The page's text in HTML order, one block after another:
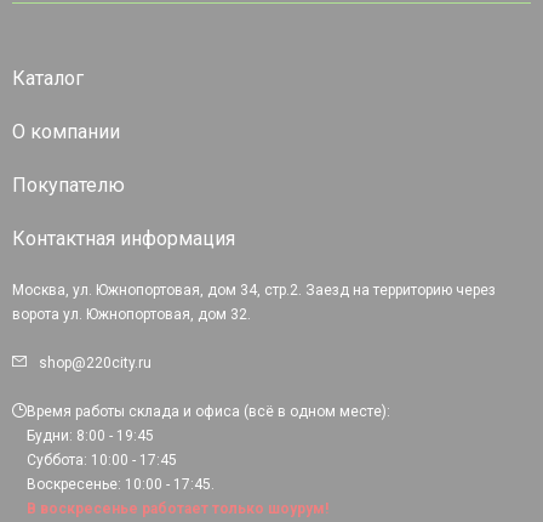
Каталог
О компании
Покупателю
Контактная информация
Москва, ул. Южнопортовая, дом 34, стр.2. Заезд на территорию через
ворота ул. Южнопортовая, дом 32.
shop@220city.ru
Время работы склада и офиса (всё в одном месте):
Будни: 8:00 - 19:45
Суббота: 10:00 - 17:45
Воскресенье: 10:00 - 17:45.
В воскресенье работает только шоурум!